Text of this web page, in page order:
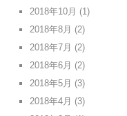
2018年10月 (1)
2018年8月 (2)
2018年7月 (2)
2018年6月 (2)
2018年5月 (3)
2018年4月 (3)